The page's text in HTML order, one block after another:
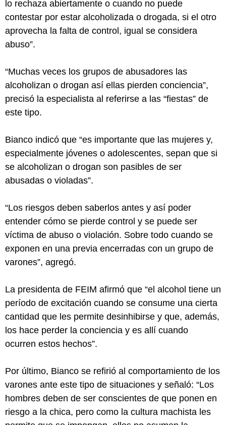
lo rechaza abiertamente o cuando no puede
contestar por estar alcoholizada o drogada, si el otro
aprovecha la falta de control, igual se considera
abuso”.
“Muchas veces los grupos de abusadores las
alcoholizan o drogan así ellas pierden conciencia”,
precisó la especialista al referirse a las “fiestas” de
este tipo.
Bianco indicó que “es importante que las mujeres y,
especialmente jóvenes o adolescentes, sepan que si
se alcoholizan o drogan son pasibles de ser
abusadas o violadas”.
“Los riesgos deben saberlos antes y así poder
entender cómo se pierde control y se puede ser
víctima de abuso o violación. Sobre todo cuando se
exponen en una previa encerradas con un grupo de
varones”, agregó.
La presidenta de FEIM afirmó que “el alcohol tiene un
período de excitación cuando se consume una cierta
cantidad que les permite desinhibirse y que, además,
los hace perder la conciencia y es allí cuando
ocurren estos hechos”.
Por último, Bianco se refirió al comportamiento de los
varones ante este tipo de situaciones y señaló: “Los
hombres deben de ser conscientes de que ponen en
riesgo a la chica, pero como la cultura machista les